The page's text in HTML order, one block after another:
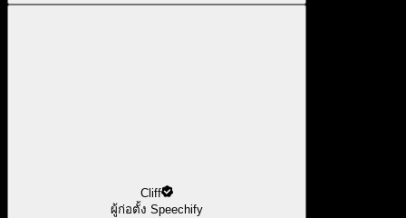
Cliff
ผู้ก่อตั้ง Speechify